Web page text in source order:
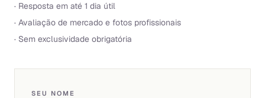
· Resposta em até 1 dia útil
· Avaliação de mercado e fotos profissionais
· Sem exclusividade obrigatória
SEU NOME